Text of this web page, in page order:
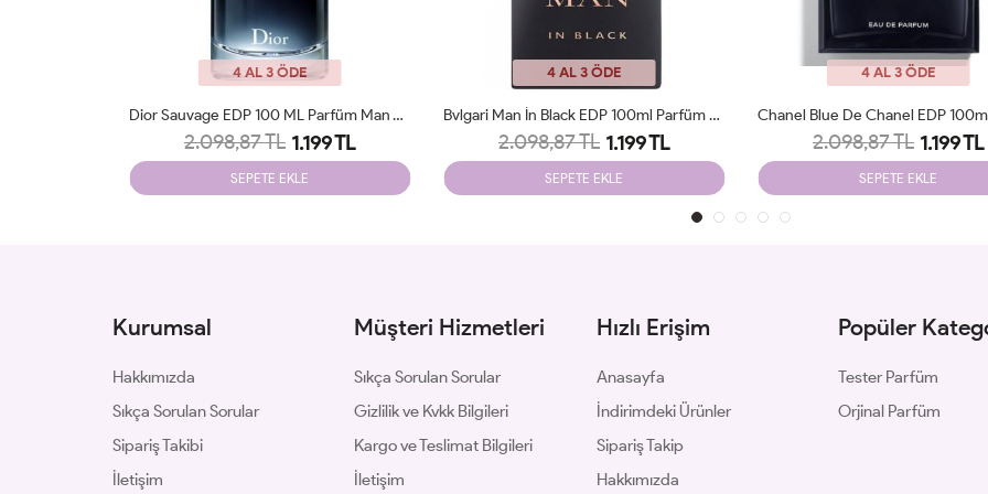
4 AL 3 ÖDE
Bvlgari Man İn Black EDP 100ml Parfüm Man Tester
2.098,87 TL 1.199 TL
SEPETE EKLE
4 AL 3 ÖDE
Chanel Blue De Chanel EDP 100ml Parfüm Man Tester
2.098,87 TL 1.199 TL
SEPETE EKLE
4 AL 3 ÖDE
Gucci Intense Oud Edp 90 ML
2.098,87 TL 1.199 TL
SEPETE EKLE
Kurumsal
Hakkımızda
Sıkça Sorulan Sorular
Sipariş Takibi
İletişim
Müşteri Hizmetleri
Sıkça Sorulan Sorular
Gizlilik ve Kvkk Bilgileri
Kargo ve Teslimat Bilgileri
İletişim
Hızlı Erişim
Anasayfa
İndirimdeki Ürünler
Sipariş Takip
Hakkımızda
Popüler
Tester Parfüm
Orjinal Parfüm